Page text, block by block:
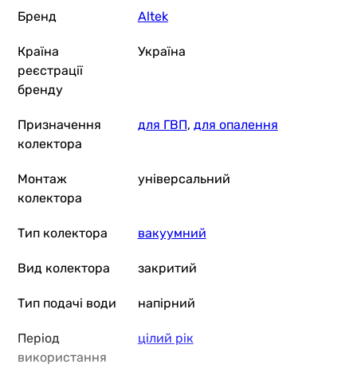
Бренд Altek
Країна
реєстрації
бренду
Україна
Призначення
колектора
для ГВП, для опалення
Монтаж
колектора
універсальний
Тип колектора вакуумний
Вид колектора закритий
Тип подачі води напірний
Період
використання
цілий рік